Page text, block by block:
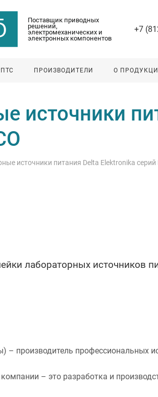
Поставщик приводных
решений,
электромеханических и
электронных компонентов
+7
ПРОИЗВОДИТЕЛИ О
источники
источники питания Delta Elektronika серий
лабораторных источников
– производитель профессиональных
– это разработка и